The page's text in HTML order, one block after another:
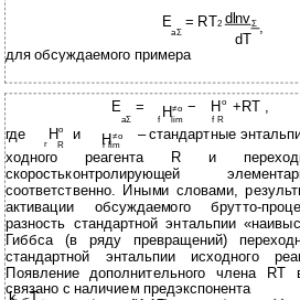
E
aΣ
= RT2dlnvΣ ,
dT
для обсуждаемого примера
E
aΣ
=
f H≠o − Ho +RT ,
lim f R
где
r
Ho и H≠o – стандартные
R r lim
ходного реагента R и
скоростьконтролирующей
соответственно. Иными словами,
активации обсуждаемого брутто-
разность стандартной энтальпии
Гиббса (в ряду превращений)
стандартной энтальпии исходного
Появление дополнительного члена
связано с наличием предэкспонента